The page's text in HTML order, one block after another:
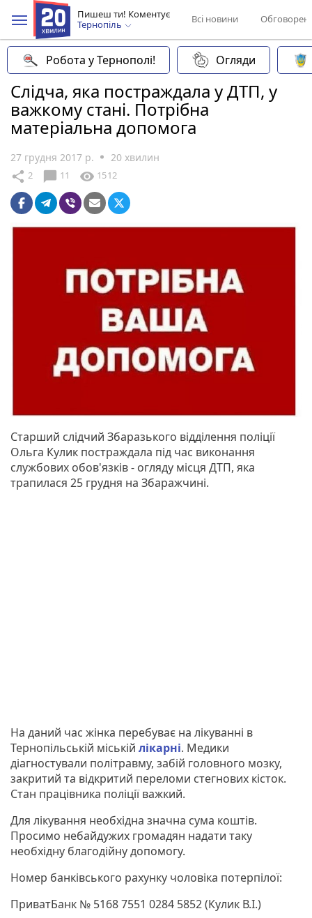
Пишеш ти! Коментує
Тернопіль
Всі новини
Робота у Тернополі! Огляди
Слідча, яка постраждала у ДТП, у
важкому стані. Потрібна
матеріальна допомога
27 грудня 2017 р. 20 хвилин
share 2 chat_bubble 11 visibility 1512
Старший слідчий Збаразького відділення поліції
Ольга Кулик постраждала під час виконання
службових обов'язків - огляду місця ДТП, яка
трапилася 25 грудня на Збаражчині.
На даний час жінка перебуває на лікуванні в
Тернопільській міській лікарні. Медики
діагностували політравму, забій головного мозку,
закритий та відкритий переломи стегнових кісток.
Стан працівника поліції важкий.
Для лікування необхідна значна сума коштів.
Просимо небайдужих громадян надати таку
необхідну благодійну допомогу.
Номер банківського рахунку чоловіка потерпілої:
ПриватБанк № 5168 7551 0284 5852 (Кулик В.І.)